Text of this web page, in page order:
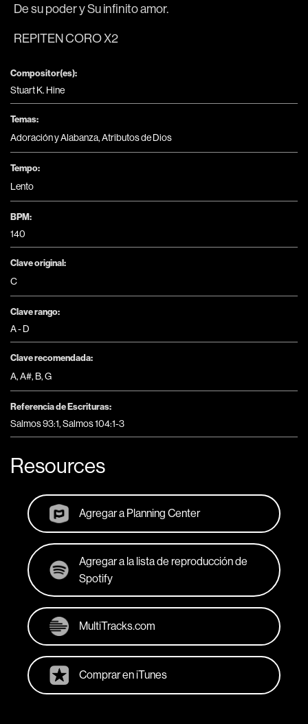
De su poder y Su infinito amor.
REPITEN CORO X2
Compositor(es):
Stuart K. Hine
Temas:
Adoración y Alabanza,Atributos de Dios
Tempo:
Lento
BPM:
140
Clave original:
C
Clave rango:
A - D
Clave recomendada:
A,A#, B,G
Referencia de Escrituras:
Salmos 93:1, Salmos 104:1-3
Resources
Agregar a Planning Center
Agregar a la lista de reproducción de
Spotify
MultiTracks.com
Comprar en iTunes